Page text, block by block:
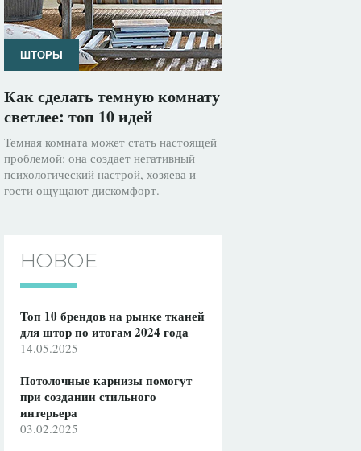
ШТОРЫ
Как сделать темную комнату
светлее: топ 10 идей
Темная комната может стать настоящей
проблемой: она создает негативный
психологический настрой, хозяева и
гости ощущают дискомфорт.
НОВОЕ
Топ 10 брендов на рынке тканей
для штор по итогам 2024 года
14.05.2025
Потолочные карнизы помогут
при создании стильного
интерьера
03.02.2025